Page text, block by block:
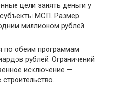
цели занять деньги у
МСП. Размер
миллионом рублей.
по обеим программам
рублей. Ограничений
исключение —